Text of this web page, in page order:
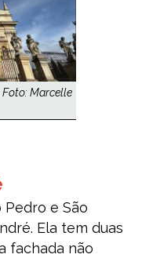
Foto: Marcelle
Pedro e São
Ela tem duas
fachada não